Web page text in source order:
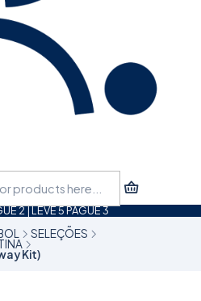
2 | LEVE 5 PAGUE 3
SELEÇÕES
Kit)